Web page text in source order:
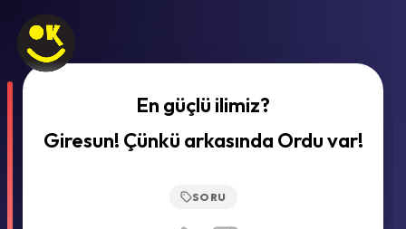
En güçlü ilimiz?
Giresun! Çünkü arkasında Ordu var!
SORU